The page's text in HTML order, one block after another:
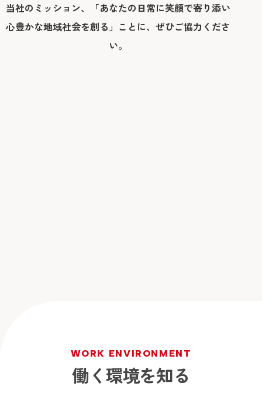
当社のミッション、「あなたの日常に笑顔で寄り添い
心豊かな地域社会を創る」ことに、ぜひご協力くださ
い。
WORK ENVIR ON M EN T
働く環境を知る